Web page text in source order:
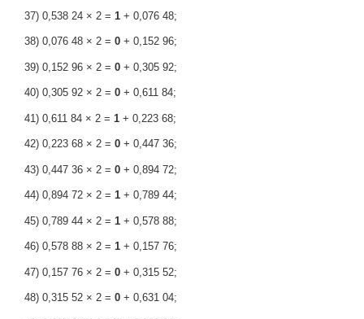
37) 0,538 24 × 2 = 1+ 0,076 48;
38) 0,076 48 × 2 = 0+ 0,152 96;
39) 0,152 96 × 2 = 0+ 0,305 92;
40) 0,305 92 × 2 = 0+ 0,611 84;
41) 0,611 84 × 2 = 1+ 0,223 68;
42) 0,223 68 × 2 = 0+ 0,447 36;
43) 0,447 36 × 2 = 0+ 0,894 72;
44) 0,894 72 × 2 = 1+ 0,789 44;
45) 0,789 44 × 2 = 1+ 0,578 88;
46) 0,578 88 × 2 = 1+ 0,157 76;
47) 0,157 76 × 2 = 0+ 0,315 52;
48) 0,315 52 × 2 = 0+ 0,631 04;